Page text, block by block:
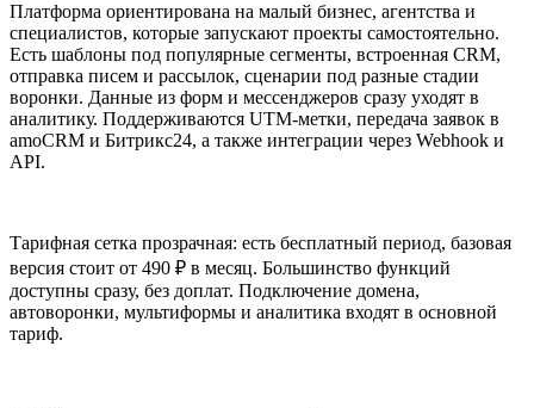
Платформа ориентирована на малый бизнес, агентства и
специалистов, которые запускают проекты самостоятельно.
Есть шаблоны под популярные сегменты, встроенная CRM,
отправка писем и рассылок, сценарии под разные стадии
воронки. Данные из форм и мессенджеров сразу уходят в
аналитику. Поддерживаются UTM-метки, передача заявок в
amoCRM и Битрикс24, а также интеграции через Webhook и
API.
Тарифная сетка прозрачная: есть бесплатный период, базовая
версия стоит от 490 ₽ в месяц. Большинство функций
доступны сразу, без доплат. Подключение домена,
автоворонки, мультиформы и аналитика входят в основной
тариф.